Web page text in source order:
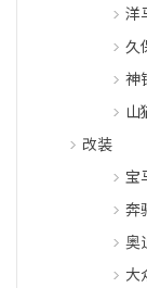
洋
久
神
山
改装
宝
奔
奥
大